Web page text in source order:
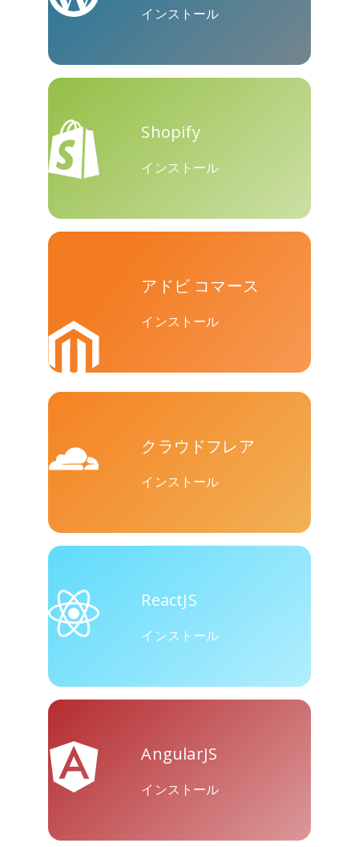
ト
バイバー
Refind Renren
インストール
Shopify
インストール
アドビ コマース
インストール
クラウドフレア
インストール
ReactJS
インストール
AngularJS
インストール